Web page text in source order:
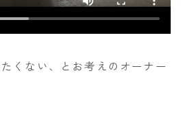
くない、とお考えのオーナー